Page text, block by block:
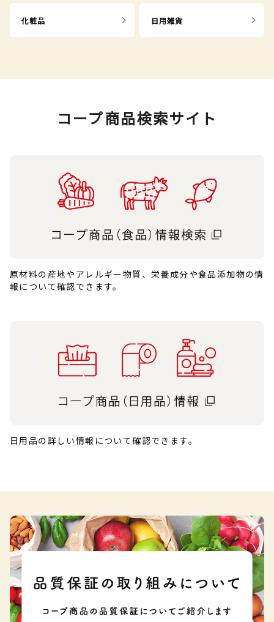
化粧品 日用雑貨
コープ商品検索サイト
原材料の産地やアレルギー物質、栄養成分や食品添加物の情
報について確認できます。
日用品の詳しい情報について確認できます。